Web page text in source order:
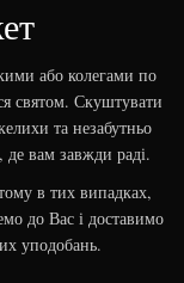
або колегами по
святом. Скуштувати
та незабутньо
де вам завжди раді.
в тих випадках,
до Вас і доставимо
уподобань.